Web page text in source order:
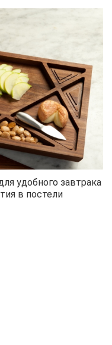
удобного завтрака
в постели